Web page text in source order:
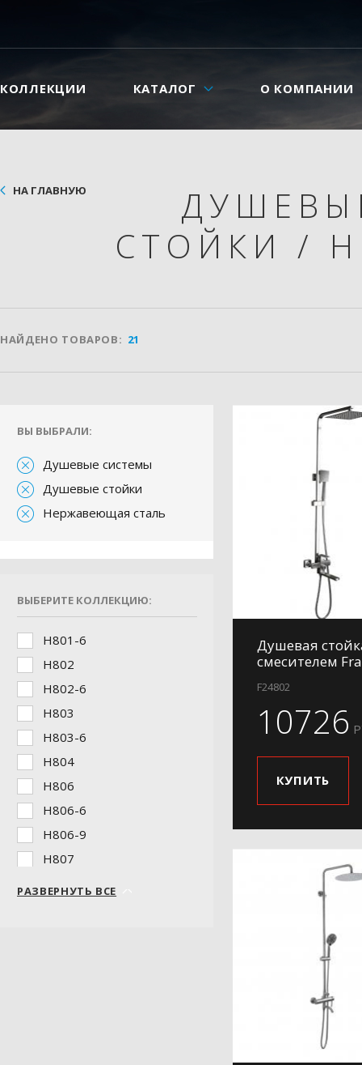
КОЛЛЕКЦИИ КАТАЛОГ О КОМПАНИИ
НА ГЛАВНУЮ
СТОЙКИ/
НАЙДЕНО ТОВАРОВ: 21
ВЫ ВЫБРАЛИ:
Душевые системы
Душевые стойки
Нержавеющая сталь
ВЫБЕРИТЕ КОЛЛЕКЦИЮ:
H801-6
H802
H802-6
H803
H803-6
H804
H806
H806-6
H806-9
H807
РАЗВЕРНУТЬ ВСЕ
Душевая
смесителем
F24802
10726
КУПИТЬ